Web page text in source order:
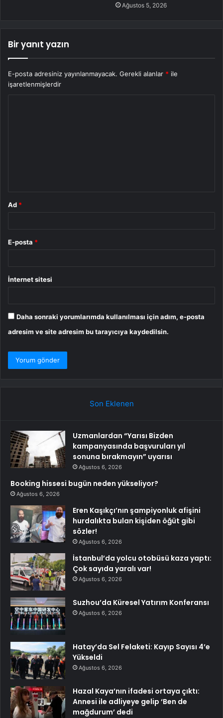
Ağustos 5, 2026
Bir yanıt yazın
E-posta adresiniz yayınlanmayacak. Gerekli alanlar * ile
işaretlenmişlerdir
Ad *
E-posta *
İnternet sitesi
Daha sonraki yorumlarımda kullanılması için adım, e-posta
adresim ve site adresim bu tarayıcıya kaydedilsin.
Son Eklenen
Uzmanlardan “Yarısı Bizden
kampanyasında başvuruları yıl
sonuna bırakmayın” uyarısı
Ağustos 6, 2026
Booking hissesi bugün neden yükseliyor?
Ağustos 6, 2026
Eren Kaşıkçı’nın şampiyonluk afişini
hurdalıkta bulan kişiden öğüt gibi
sözler!
Ağustos 6, 2026
İstanbul’da yolcu otobüsü kaza yaptı:
Çok sayıda yaralı var!
Ağustos 6, 2026
Suzhou’da Küresel Yatırım Konferansı
Ağustos 6, 2026
Hatay’da Sel Felaketi: Kayıp Sayısı 4’e
Yükseldi
Ağustos 6, 2026
Hazal Kaya’nın ifadesi ortaya çıktı:
Annesi ile adliyeye gelip ‘Ben de
mağdurum’ dedi